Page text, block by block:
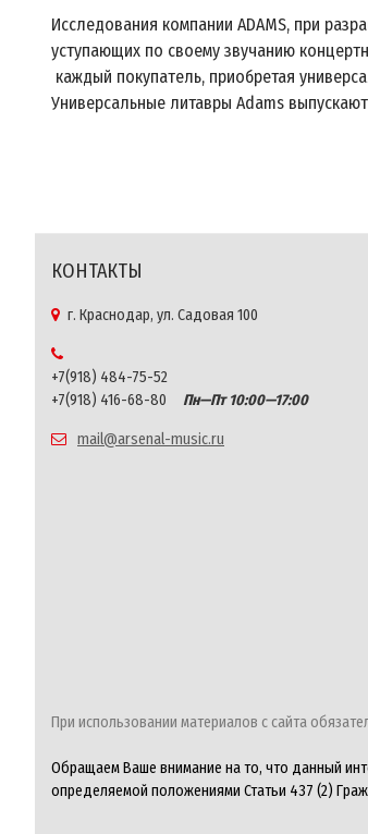
Исследования компании ADAMS, при
уступающих по своему звучанию
каждый покупатель, приобретая
Универсальные литавры Adams
КОНТАКТЫ
г. Краснодар, ул. Садовая 100
+7(918) 484-75-52
+7(918) 416-68-80
Пн—Пт 10:00—17:00
mail@arsenal-music.ru
При использовании материалов с сайта
Обращаем Ваше внимание на то, что данный
определяемой положениями Статьи 437 (2)